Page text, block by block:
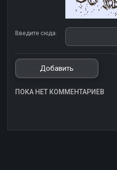
Введите сюда:
ПОКА НЕТ КОММЕНТАРИЕВ